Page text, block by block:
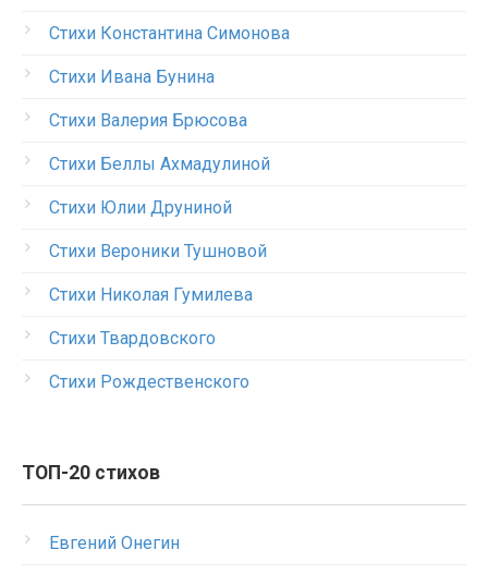
Стихи Константина Симонова
Стихи Ивана Бунина
Стихи Валерия Брюсова
Стихи Беллы Ахмадулиной
Стихи Юлии Друниной
Стихи Вероники Тушновой
Стихи Николая Гумилева
Стихи Твардовского
Стихи Рождественского
ТОП-20 стихов
Евгений Онегин